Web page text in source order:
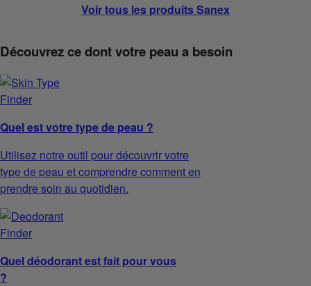
Voir tous les produits Sanex
Découvrez ce dont votre peau a besoin
Quel est votre type de peau ?
Utilisez notre outil pour découvrir votre
type de peau et comprendre comment en
prendre soin au quotidien.
Quel déodorant est fait pour vous
?